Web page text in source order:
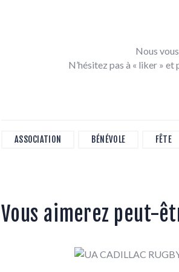
Nous
N’hésitez pas à « liker » et
ASSOCIATION BÉNÉVOLE FÊTE
Vous aimerez peut-